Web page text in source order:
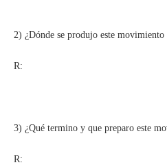
2) ¿Dónde se produjo este
R:
3) ¿Qué termino y que preparo este
R: